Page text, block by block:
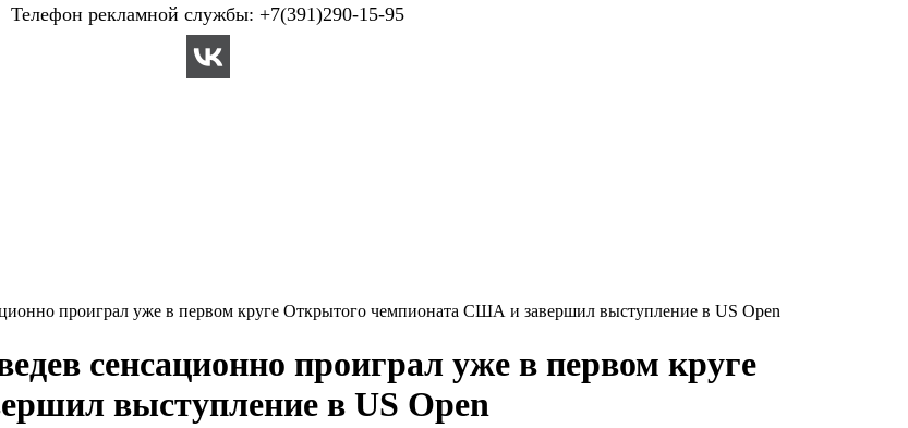
Телефон рекламной службы: +7(391)290-15-95
проиграл уже в первом круге Открытого чемпионата США и завершил выступление в US Open
сенсационно проиграл уже в первом круге
выступление в US Open